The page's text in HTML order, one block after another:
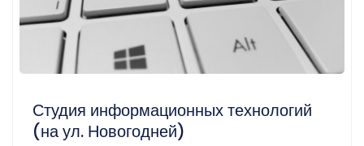
Студия информационных технологий
(на ул. Новогодней)